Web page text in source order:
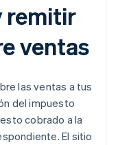
remitir
ventas
las ventas a tus
del impuesto
cobrado a la
El sitio